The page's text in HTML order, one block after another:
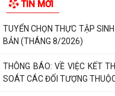
TIN MỚI
TUYỂN CHỌN THỰC TẬP
BẢN (THÁNG 8/2026)
THÔNG BÁO: VỀ VIỆC KẾT
SOÁT CÁC ĐỐI TƯỢNG THUỘC